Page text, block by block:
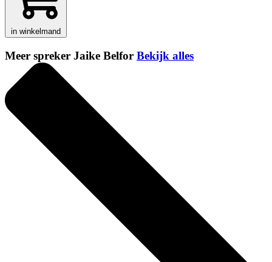
in winkelmand
Meer spreker Jaike Belfor Bekijk alles